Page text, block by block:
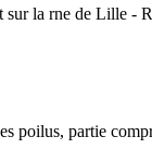
sur la rne de Lille -
poilus, partie